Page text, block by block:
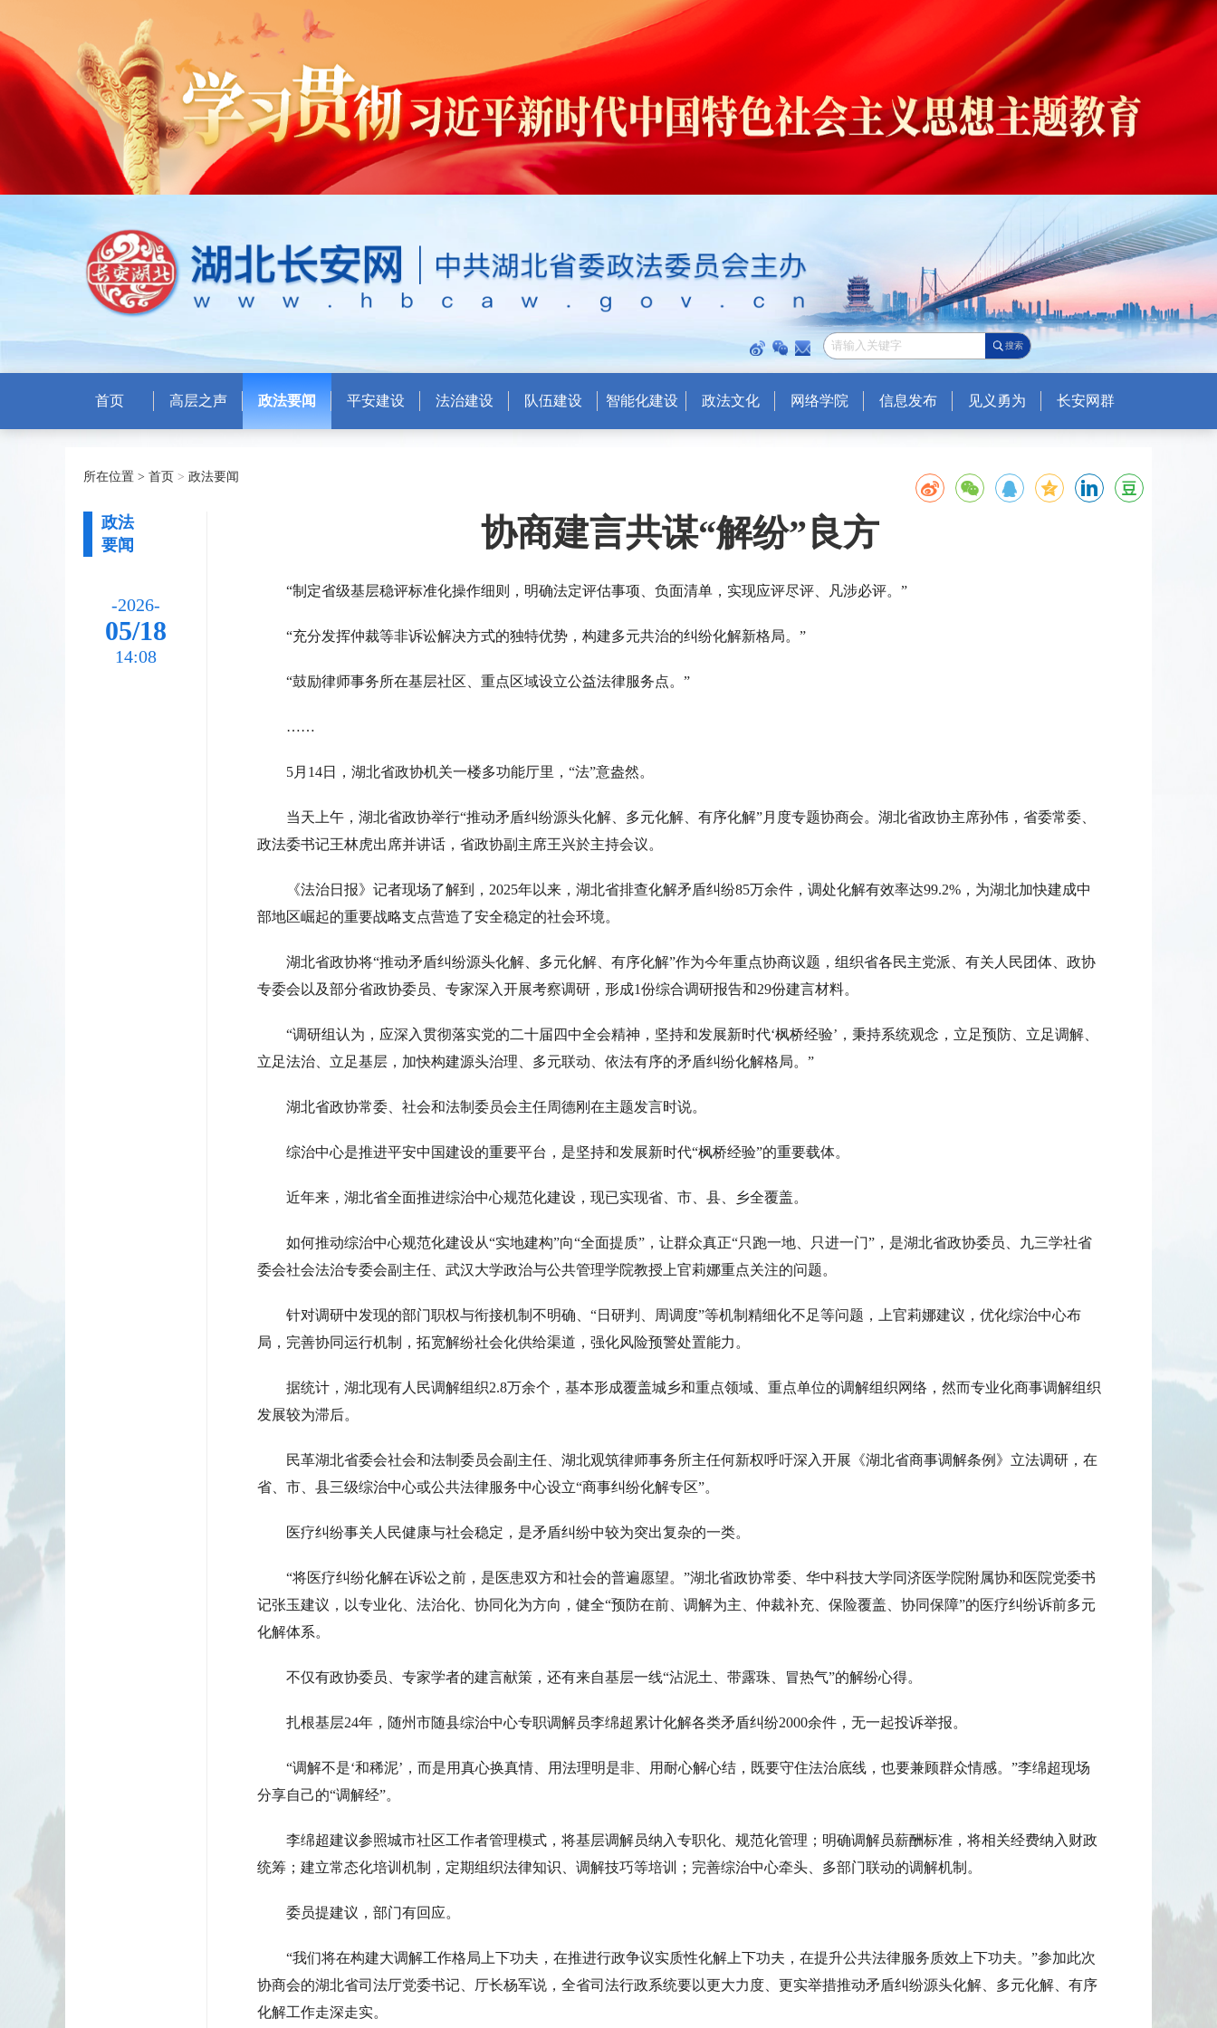
搜索
首页 高层之声 政法要闻 平安建设 法治建设 队伍建设 智能化建设 政法文化 网络学院 信息发布 见义勇为 长安网群
所在位置 > 首页 > 政法要闻
政法
要闻
-2026-
05/18
14:08
协商建言共谋“解纷”良方
“制定省级基层稳评标准化操作细则，明确法定评估事项、负面清单，实现应评尽评、凡涉必评。”
“充分发挥仲裁等非诉讼解决方式的独特优势，构建多元共治的纠纷化解新格局。”
“鼓励律师事务所在基层社区、重点区域设立公益法律服务点。”
……
5月14日，湖北省政协机关一楼多功能厅里，“法”意盎然。
当天上午，湖北省政协举行“推动矛盾纠纷源头化解、多元化解、有序化解”月度专题协商会。湖北省政协主席孙伟，省委常委、
政法委书记王林虎出席并讲话，省政协副主席王兴於主持会议。
《法治日报》记者现场了解到，2025年以来，湖北省排查化解矛盾纠纷85万余件，调处化解有效率达99.2%，为湖北加快建成中
部地区崛起的重要战略支点营造了安全稳定的社会环境。
湖北省政协将“推动矛盾纠纷源头化解、多元化解、有序化解”作为今年重点协商议题，组织省各民主党派、有关人民团体、政协
专委会以及部分省政协委员、专家深入开展考察调研，形成1份综合调研报告和29份建言材料。
“调研组认为，应深入贯彻落实党的二十届四中全会精神，坚持和发展新时代‘枫桥经验’，秉持系统观念，立足预防、立足调解、
立足法治、立足基层，加快构建源头治理、多元联动、依法有序的矛盾纠纷化解格局。”
湖北省政协常委、社会和法制委员会主任周德刚在主题发言时说。
综治中心是推进平安中国建设的重要平台，是坚持和发展新时代“枫桥经验”的重要载体。
近年来，湖北省全面推进综治中心规范化建设，现已实现省、市、县、乡全覆盖。
如何推动综治中心规范化建设从“实地建构”向“全面提质”，让群众真正“只跑一地、只进一门”，是湖北省政协委员、九三学社省
委会社会法治专委会副主任、武汉大学政治与公共管理学院教授上官莉娜重点关注的问题。
针对调研中发现的部门职权与衔接机制不明确、“日研判、周调度”等机制精细化不足等问题，上官莉娜建议，优化综治中心布
局，完善协同运行机制，拓宽解纷社会化供给渠道，强化风险预警处置能力。
据统计，湖北现有人民调解组织2.8万余个，基本形成覆盖城乡和重点领域、重点单位的调解组织网络，然而专业化商事调解组织
发展较为滞后。
民革湖北省委会社会和法制委员会副主任、湖北观筑律师事务所主任何新权呼吁深入开展《湖北省商事调解条例》立法调研，在
省、市、县三级综治中心或公共法律服务中心设立“商事纠纷化解专区”。
医疗纠纷事关人民健康与社会稳定，是矛盾纠纷中较为突出复杂的一类。
“将医疗纠纷化解在诉讼之前，是医患双方和社会的普遍愿望。”湖北省政协常委、华中科技大学同济医学院附属协和医院党委书
记张玉建议，以专业化、法治化、协同化为方向，健全“预防在前、调解为主、仲裁补充、保险覆盖、协同保障”的医疗纠纷诉前多元
化解体系。
不仅有政协委员、专家学者的建言献策，还有来自基层一线“沾泥土、带露珠、冒热气”的解纷心得。
扎根基层24年，随州市随县综治中心专职调解员李绵超累计化解各类矛盾纠纷2000余件，无一起投诉举报。
“调解不是‘和稀泥’，而是用真心换真情、用法理明是非、用耐心解心结，既要守住法治底线，也要兼顾群众情感。”李绵超现场
分享自己的“调解经”。
李绵超建议参照城市社区工作者管理模式，将基层调解员纳入专职化、规范化管理；明确调解员薪酬标准，将相关经费纳入财政
统筹；建立常态化培训机制，定期组织法律知识、调解技巧等培训；完善综治中心牵头、多部门联动的调解机制。
委员提建议，部门有回应。
“我们将在构建大调解工作格局上下功夫，在推进行政争议实质性化解上下功夫，在提升公共法律服务质效上下功夫。”参加此次
协商会的湖北省司法厅党委书记、厅长杨军说，全省司法行政系统要以更大力度、更实举措推动矛盾纠纷源头化解、多元化解、有序
化解工作走深走实。